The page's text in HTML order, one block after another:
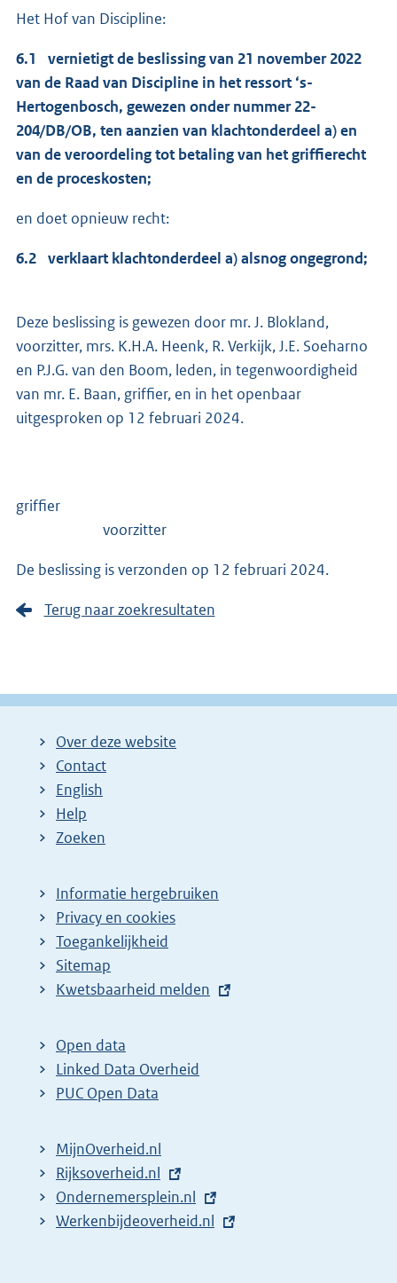
Het Hof van Discipline:
6.1 vernietigt de beslissing van 21 november 2022
van de Raad van Discipline in het ressort ‘s-
Hertogenbosch, gewezen onder nummer 22-
204/DB/OB, ten aanzien van klachtonderdeel a) en
van de veroordeling tot betaling van het griffierecht
en de proceskosten;
en doet opnieuw recht:
6.2 verklaart klachtonderdeel a) alsnog ongegrond;
Deze beslissing is gewezen door mr. J. Blokland,
voorzitter, mrs. K.H.A. Heenk, R. Verkijk, J.E. Soeharno
en P.J.G. van den Boom, leden, in tegenwoordigheid
van mr. E. Baan, griffier, en in het openbaar
uitgesproken op 12 februari 2024.
griffier
voorzitter
De beslissing is verzonden op 12 februari 2024.
Terug naar zoekresultaten
Over deze website
Contact
English
Help
Zoeken
Informatie hergebruiken
Privacy en cookies
Toegankelijkheid
Sitemap
E
t
e
r
l
i
n
k
Kwetsbaarheid melden
Open data
Linked Data Overheid
PUC Open Data
MijnOverheid.nl
E
x
t
Rijksoverheid.nl
E
x
Ondernemersplein.nl
E
Werkenbijdeoverheid.nl